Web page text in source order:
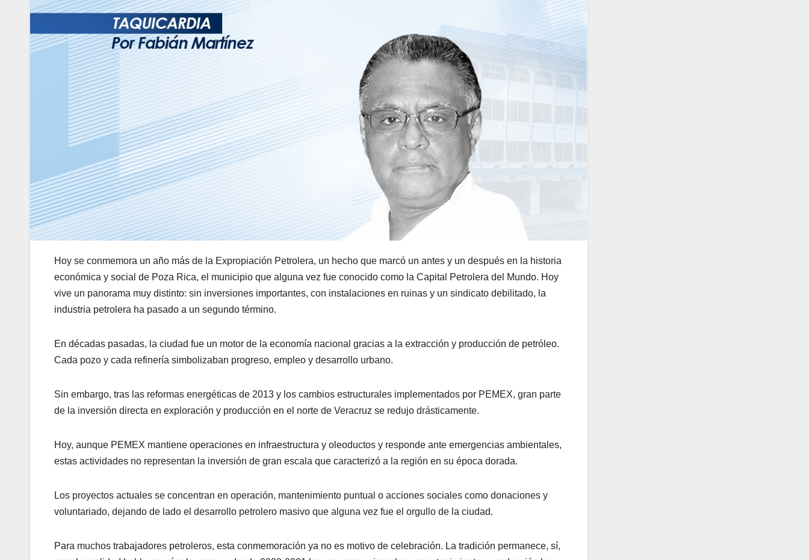
Hoy se conmemora un año más de la Expropiación Petrolera, un hecho que marcó un antes y un después en la historia
económica y social de Poza Rica, el municipio que alguna vez fue conocido como la Capital Petrolera del Mundo. Hoy
vive un panorama muy distinto: sin inversiones importantes, con instalaciones en ruinas y un sindicato debilitado, la
industria petrolera ha pasado a un segundo término.
En décadas pasadas, la ciudad fue un motor de la economía nacional gracias a la extracción y producción de petróleo.
Cada pozo y cada refinería simbolizaban progreso, empleo y desarrollo urbano.
Sin embargo, tras las reformas energéticas de 2013 y los cambios estructurales implementados por PEMEX, gran parte
de la inversión directa en exploración y producción en el norte de Veracruz se redujo drásticamente.
Hoy, aunque PEMEX mantiene operaciones en infraestructura y oleoductos y responde ante emergencias ambientales,
estas actividades no representan la inversión de gran escala que caracterizó a la región en su época dorada.
Los proyectos actuales se concentran en operación, mantenimiento puntual o acciones sociales como donaciones y
voluntariado, dejando de lado el desarrollo petrolero masivo que alguna vez fue el orgullo de la ciudad.
Para muchos trabajadores petroleros, esta conmemoración ya no es motivo de celebración. La tradición permanece, sí,